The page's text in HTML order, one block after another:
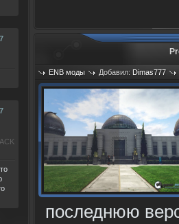
ENB моды Добавил: Dimas777
Просмотров: 1128
последнюю